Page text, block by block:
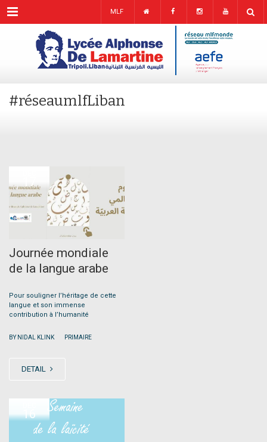
Menu MLF
#réseaumlfLiban
17
Journée mondiale
de la langue arabe
Pour souligner l’héritage de cette
langue et son immense
contribution à l’humanité
BY NIDAL KLINK PRIMAIRE
DETAIL
16